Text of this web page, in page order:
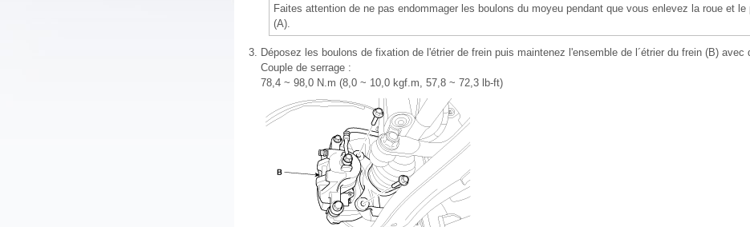
Faites attention de ne pas endommager les boulons du moyeu pendant que vous enlevez la roue et le
(A).
3. Déposez les boulons de fixation de l'étrier de frein puis maintenez l'ensemble de l´étrier du frein (B) avec
Couple de serrage :
78,4 ~ 98,0 N.m (8,0 ~ 10,0 kgf.m, 57,8 ~ 72,3 lb-ft)